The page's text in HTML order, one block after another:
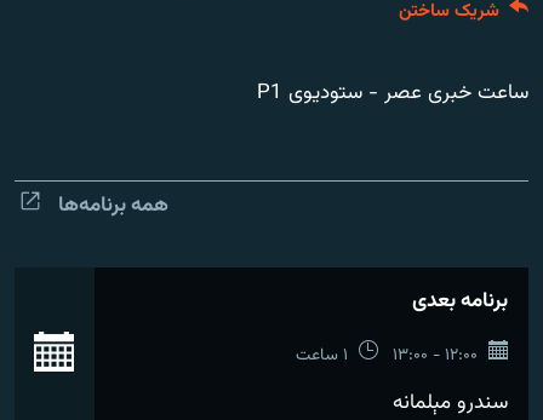
تماس
صفحه پشتو
همۀ سایت‌های رادیو آزادی/ رادیو اروپای آزاد
شریک ساختن
ساعت خبری عصر - ستودیوی P1
همه برنامه‌ها
برنامه بعدی
۱۲:۰۰ - ۱۳:۰۰ ۱ ساعت
سندرو مېلمانه